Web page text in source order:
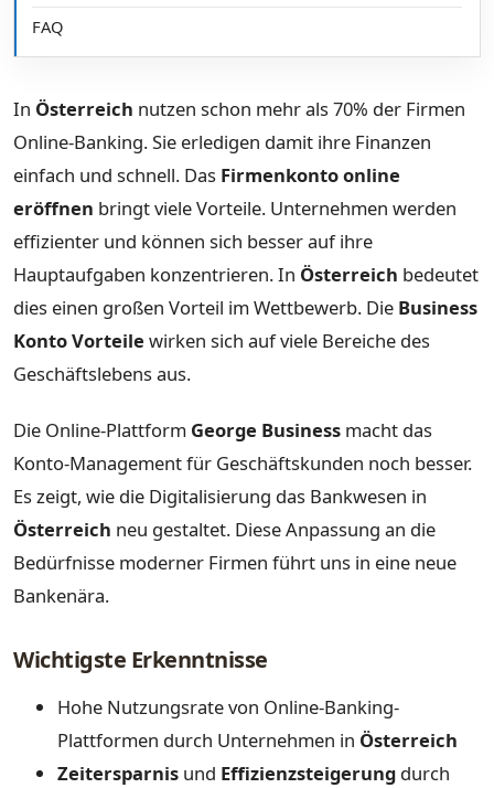
FAQ
In Österreich nutzen schon mehr als 70% der Firmen
Online-Banking. Sie erledigen damit ihre Finanzen
einfach und schnell. Das Firmenkonto online
eröffnen bringt viele Vorteile. Unternehmen werden
effizienter und können sich besser auf ihre
Hauptaufgaben konzentrieren. In Österreich bedeutet
dies einen großen Vorteil im Wettbewerb. Die Business
Konto Vorteile wirken sich auf viele Bereiche des
Geschäftslebens aus.
Die Online-Plattform George Business macht das
Konto-Management für Geschäftskunden noch besser.
Es zeigt, wie die Digitalisierung das Bankwesen in
Österreich neu gestaltet. Diese Anpassung an die
Bedürfnisse moderner Firmen führt uns in eine neue
Bankenära.
Wichtigste Erkenntnisse
Hohe Nutzungsrate von Online-Banking-
Plattformen durch Unternehmen in Österreich
Zeitersparnis und Effizienzsteigerung durch